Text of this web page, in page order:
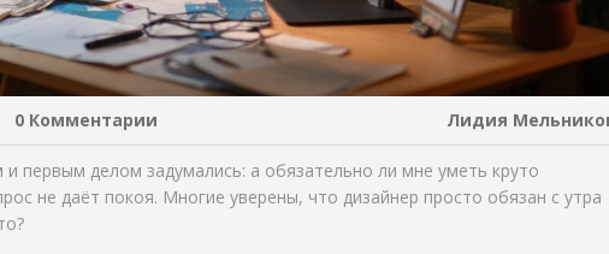
0 Комментарии Лидия
первым делом задумались: а обязательно ли мне уметь круто
не даёт покоя. Многие уверены, что дизайнер просто обязан с утра